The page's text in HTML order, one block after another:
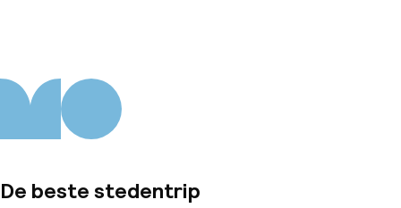
De beste stedentrip